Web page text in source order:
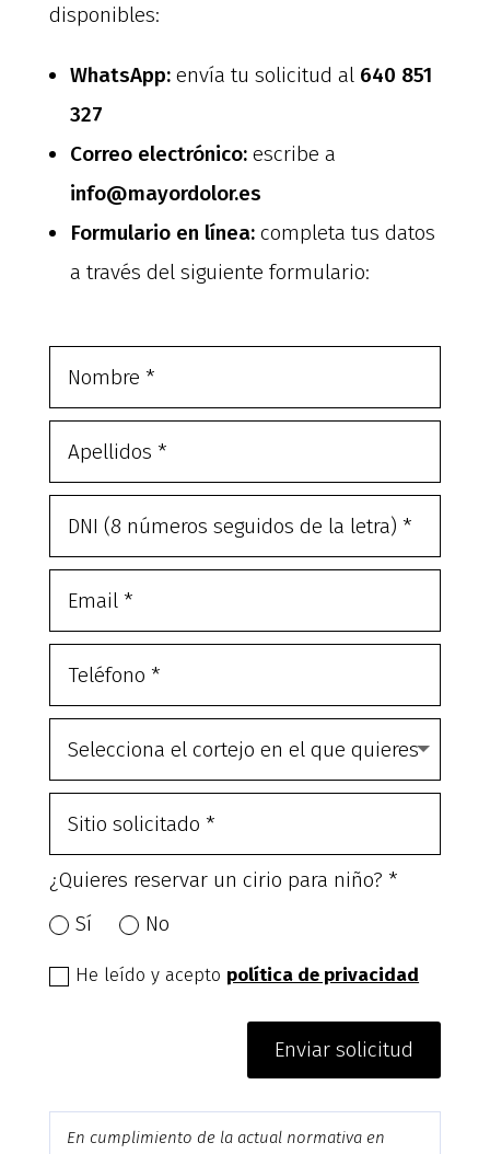
disponibles:
WhatsApp:envía tu solicitud al 640 851
327
Correo electrónico:escribe a
info@mayordolor.es
Formulario en línea:completa tus datos
a través del siguiente formulario:
¿Quieres reservar un cirio para niño? *
Sí
No
He leído y acepto política de privacidad
Enviar solicitud
En cumplimiento de la actual normativa en